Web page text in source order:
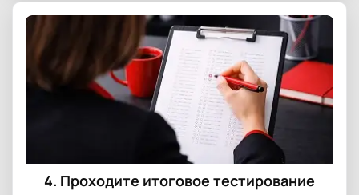
4. Проходите итоговое тестирование